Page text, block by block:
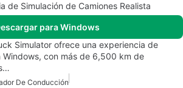
de Simulación de Camiones Realista
para Windows
Simulator ofrece una experiencia de
Windows, con más de 6,500 km de
De Conducción